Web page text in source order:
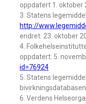
oppdatert 1. oktober
3. Statens
http://
endret: 23. oktober
4.
oppdatert: 5.
id=76924
5. Statens
6. Verdens